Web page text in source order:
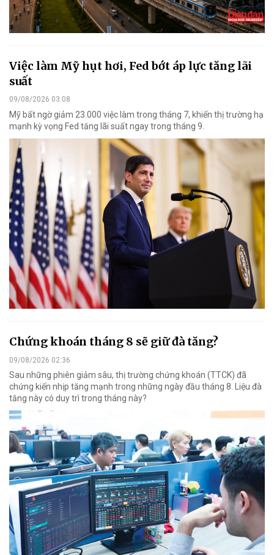
Việc làm Mỹ hụt hơi, Fed bớt áp lực tăng lãi
suất
09/08/2026 03:08
Mỹ bất ngờ giảm 23.000 việc làm trong tháng 7, khiến thị trường hạ
mạnh kỳ vọng Fed tăng lãi suất ngay trong tháng 9.
Chứng khoán tháng 8 sẽ giữ đà tăng?
09/08/2026 02:36
Sau những phiên giảm sâu, thị trường chứng khoán (TTCK) đã
chứng kiến nhịp tăng mạnh trong những ngày đầu tháng 8. Liệu đà
tăng này có duy trì trong tháng này?